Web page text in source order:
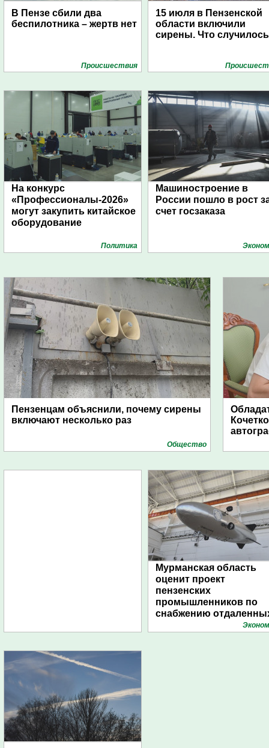
В Пензе сбили два
беспилотника – жертв нет
Проиcшествия
15 июля в Пензенской
области включили
сирены. Что
На конкурс
«Профессионалы-2026»
могут закупить китайское
оборудование
Политика
Машиностроение в
России пошло в рост
счет госзаказа
Пензенцам объяснили, почему сирены
включают несколько раз
Общество
Мурманская область
оценит проект
пензенских
промышленников по
снабжению
поселений с помощью